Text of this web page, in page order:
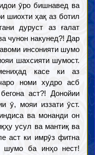
ӯро бишнавед ва
шиохти ҳақ аз ботил
дуруст аз ғалат
чунон накунед?! Дар
инсонияти шумо
шахсияти шумост.
касе ки аз
номи худро асб
аст?! Донойии
ӯ, мояи иззати ӯст.
ва монанди он
усул ва мантиқ ва
аст ки имрӯз фитна
шумо ба инҳо нест!